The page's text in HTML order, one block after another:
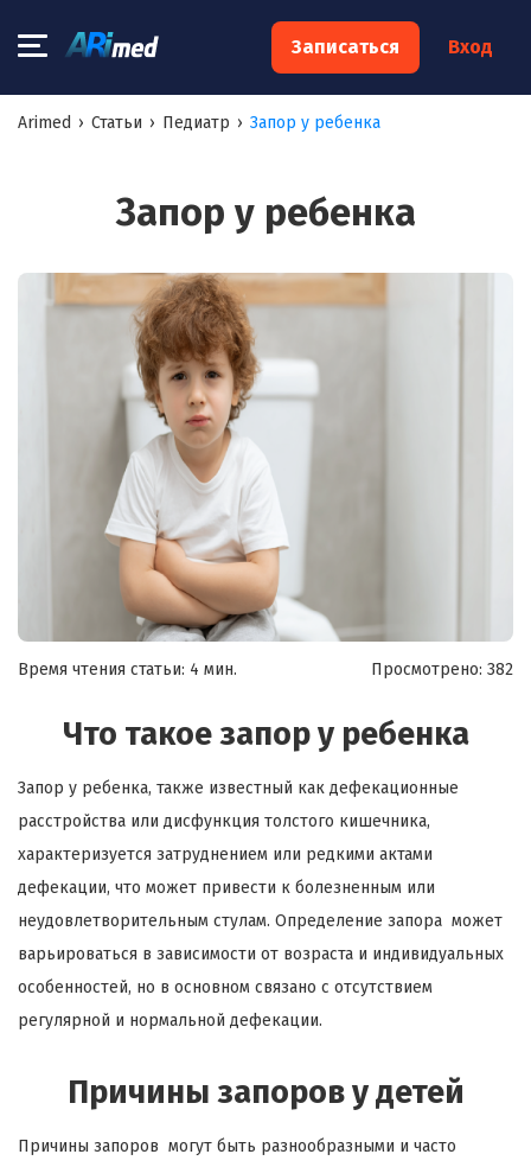
Записаться Вход
Arimed › Статьи › Педиатр › Запор у ребенка
Запор у ребенка
Время чтения статьи: 4 мин. Просмотрено: 382
Что такое запор у ребенка
Запор у ребенка, также известный как дефекационные
расстройства или дисфункция толстого кишечника,
характеризуется затруднением или редкими актами
дефекации, что может привести к болезненным или
неудовлетворительным стулам. Определение запора может
варьироваться в зависимости от возраста и индивидуальных
особенностей, но в основном связано с отсутствием
регулярной и нормальной дефекации.
Причины запоров у детей
Причины запоров могут быть разнообразными и часто
×
Запишитесь на консультацию к
Ваше имя:*
Ваш телефон:*
Я согласен наобработку моих персональных данных